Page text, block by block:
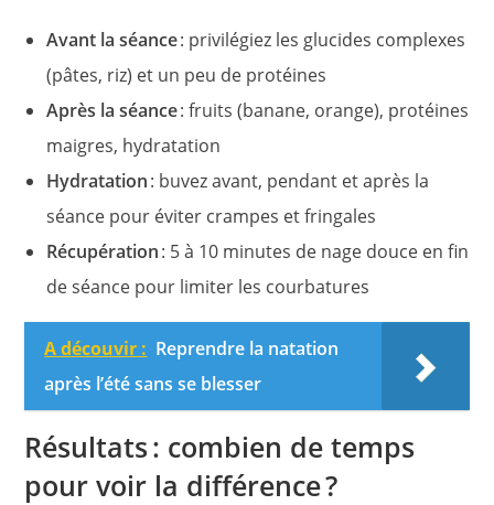
Avant la séance: privilégiez les glucides complexes
(pâtes, riz) et un peu de protéines
Après la séance: fruits (banane, orange), protéines
maigres, hydratation
Hydratation: buvez avant, pendant et après la
séance pour éviter crampes et fringales
Récupération: 5 à 10 minutes de nage douce en fin
de séance pour limiter les courbatures
A découvir : Reprendre la natation
après l’été sans se blesser
Résultats : combien de temps
pour voir la différence ?